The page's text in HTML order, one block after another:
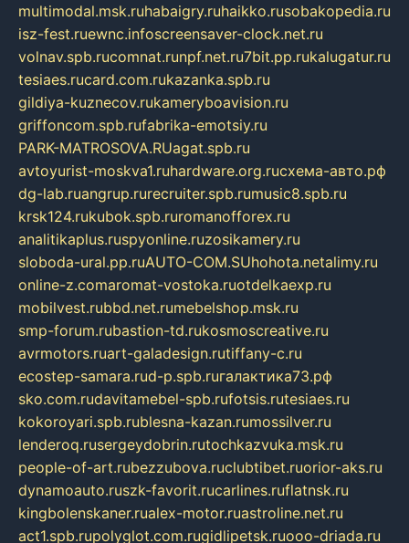
multimodal.msk.ruhabaigry.ruhaikko.rusobakopedia.ru
isz-fest.ruewnc.infoscreensaver-clock.net.ru
volnav.spb.rucomnat.runpf.net.ru7bit.pp.rukalugatur.ru
tesiaes.rucard.com.rukazanka.spb.ru
gildiya-kuznecov.rukameryboavision.ru
griffoncom.spb.rufabrika-emotsiy.ru
PARK-MATROSOVA.RUagat.spb.ru
avtoyurist-moskva1.ruhardware.org.ruсхема-авто.рф
dg-lab.ruangrup.rurecruiter.spb.rumusic8.spb.ru
krsk124.rukubok.spb.ruromanofforex.ru
analitikaplus.ruspyonline.ruzosikamery.ru
sloboda-ural.pp.ruAUTO-COM.SUhohota.netalimy.ru
online-z.comaromat-vostoka.ruotdelkaexp.ru
mobilvest.rubbd.net.rumebelshop.msk.ru
smp-forum.rubastion-td.rukosmoscreative.ru
avrmotors.ruart-galadesign.rutiffany-c.ru
ecostep-samara.rud-p.spb.ruгалактика73.рф
sko.com.rudavitamebel-spb.rufotsis.rutesiaes.ru
kokoroyari.spb.rublesna-kazan.rumossilver.ru
lenderoq.rusergeydobrin.rutochkazvuka.msk.ru
people-of-art.rubezzubova.ruclubtibet.ruorior-aks.ru
dynamoauto.ruszk-favorit.rucarlines.ruflatnsk.ru
kingbolenskaner.rualex-motor.ruastroline.net.ru
act1.spb.rupolyglot.com.rugidlipetsk.ruooo-driada.ru